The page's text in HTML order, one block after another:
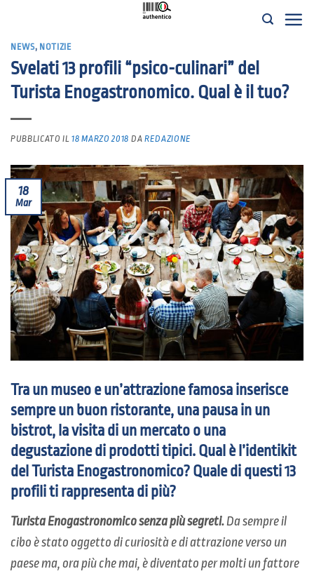
contenuti
NEWS, NOTIZIE
Svelati 13 profili “psico-culinari” del
Turista Enogastronomico. Qual è il tuo?
PUBBLICATO IL18 MARZO 2018 DA REDAZIONE
18
Mar
Tra un museo e un’attrazione famosa inserisce
sempre un buon ristorante, una pausa in un
bistrot, la visita di un mercato o una
degustazione di prodotti tipici. Qual è l’identikit
del Turista Enogastronomico? Quale di questi 13
profili ti rappresenta di più?
Turista Enogastronomico senza più segreti. Da sempre il
cibo è stato oggetto di curiosità e di attrazione verso un
paese ma, ora più che mai, è diventato per molti un fattore